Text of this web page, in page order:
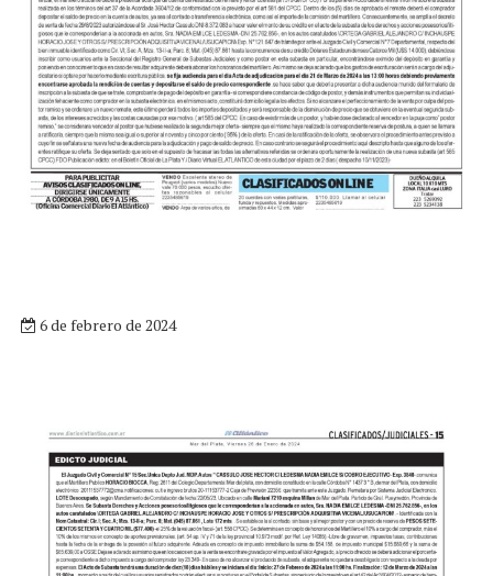
6 de febrero de 2024